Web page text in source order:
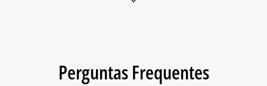
Perguntas Frequentes